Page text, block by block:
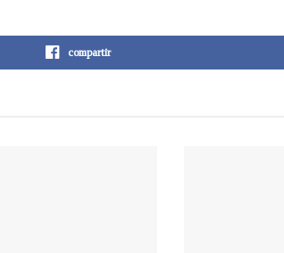
compartir